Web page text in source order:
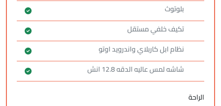
بلوتوث
تكيف خلفي مستقل
نظام ابل كاربلاي واندرويد اوتو
شاشه لمس عاليه الدقه 12.8 انش
الراحة